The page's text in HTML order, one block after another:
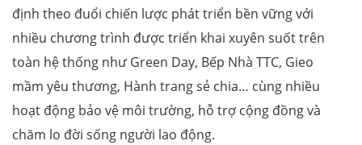
định theo đuổi chiến lược phát triển bền vững với
nhiều chương trình được triển khai xuyên suốt trên
toàn hệ thống như Green Day, Bếp Nhà TTC, Gieo
mầm yêu thương, Hành trang sẻ chia… cùng nhiều
hoạt động bảo vệ môi trường, hỗ trợ cộng đồng và
chăm lo đời sống người lao động.